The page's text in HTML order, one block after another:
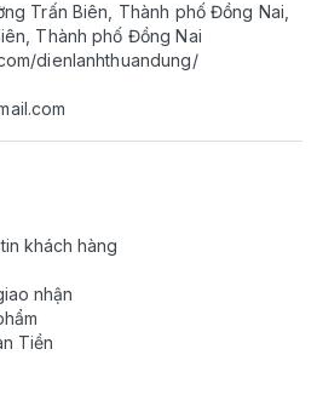
Trấn Biên, Thành phố Đồng Nai,
Thành phố Đồng Nai
dienlanhthuandung/
khách hàng
nhận
Tiền